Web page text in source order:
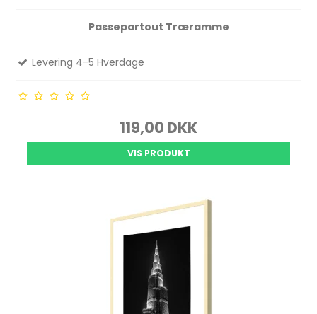
Passepartout Træramme
Levering 4-5 Hverdage
119,00 DKK
VIS PRODUKT